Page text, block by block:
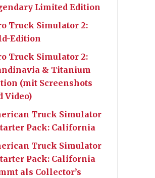
Limited Edition
Truck Simulator 2:
Edition
Truck Simulator 2:
& Titanium
(mit Screenshots
Video)
Truck Simulator
Pack: California
Truck Simulator
Pack: California
als Collector’s